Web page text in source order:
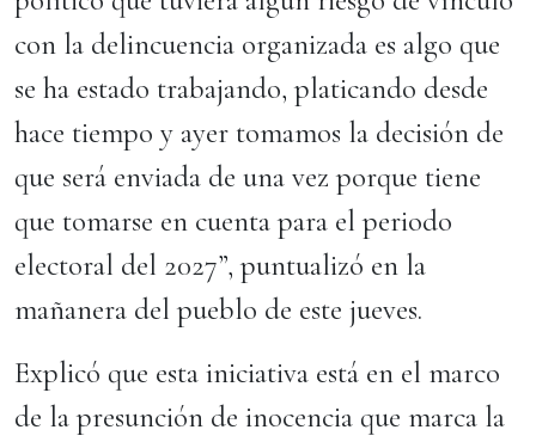
con la delincuencia organizada es algo que
se ha estado trabajando, platicando desde
hace tiempo y ayer tomamos la decisión de
que será enviada de una vez porque tiene
que tomarse en cuenta para el periodo
electoral del 2027”, puntualizó en la
mañanera del pueblo de este jueves.
Explicó que esta iniciativa está en el marco
de la presunción de inocencia que marca la